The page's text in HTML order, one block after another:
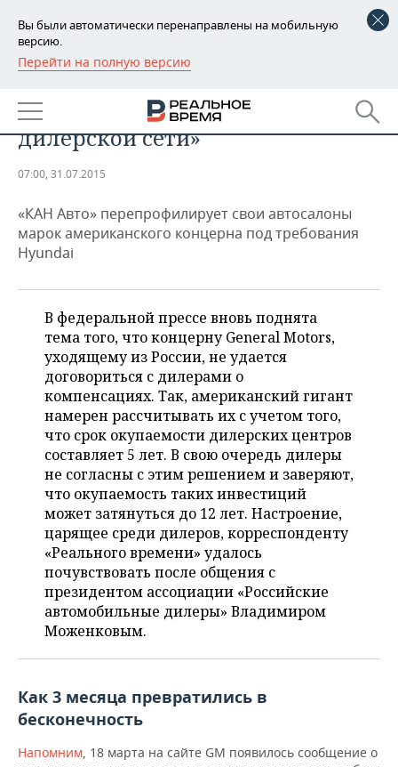
Вы были автоматически перенаправлены на мобильную
версию.
Перейти на полную версию
РЕГИОНЫ
БАШКОРТОСТАН
ТАТАРСТАН
НОВОСТИ
АНАЛИТИКА
ДЕКЛАРАЦИИ О ДОХОДАХ
ВУЗЫ ТАТАРСТАНА
КОМУ ПРИНАДЛЕЖАТ
ТОРГОВЫЕ ЦЕНТРЫ
ТАТАРСТАНА
НОВОСТИ ЭКОНОМИКИ
БАНКИ
БЮДЖЕТ
ИНВЕСТИЦИИ
ПРОМЫШЛЕННОСТЬ
АГРОПРОМ
МАШИНОСТРОЕНИЕ
НЕФТЕХИМИЯ
НЕФТЬ
ЭНЕРГЕТИКА
НОВОСТИ НЕДВИЖИМОСТИ
АВТО
НОВОСТИ АВТО
БИЗНЕС
НОВОСТИ БИЗНЕСА
РОЗНИЧНАЯ ТОРГОВЛЯ
ТРАНСПОРТ
УСЛУГИ
ТЕХНОЛОГИИ
НОВОСТИ ТЕХНОЛОГИЙ
МЕДИА
ТЕЛЕКОММУНИКАЦИИ
МЕРОПРИЯТИЯ
НОВОСТИ МЕРОПРИЯТИЙ
ВЫЕЗДНАЯ РЕДАКЦИЯ
БИЗНЕС-БРАНЧИ
ONLINE-КОНФЕРЕНЦИИ
ОТКРЫТАЯ ЛЕКЦИЯ
СПОРТ
НОВОСТИ СПОРТА
ФУТБОЛ
ХОККЕЙ
БАСКЕТБОЛ
КИБЕРСПОРТ
ФИГУРНОЕ КАТАНИЕ
ОБЩЕСТВО
НОВОСТИ ОБЩЕСТВА
ВЛАСТЬ
ИНФРАСТРУКТУРА
КУЛЬТУРА
МЕДИЦИНА
ФОТОГАЛЕРЕЯ
СЮЖЕТЫ
СПРАВОЧНИК
СПИСОК КОМПАНИЙ
объявила санкции против своей
дилерской сети»
07:00, 31.07.2015
«КАН Авто» перепрофилирует свои автосалоны
марок американского концерна под требования
Hyundai
В федеральной прессе вновь поднята
тема того, что концерну General Motors,
уходящему из России, не удается
договориться с дилерами о
компенсациях. Так, американский гигант
намерен рассчитывать их с учетом того,
что срок окупаемости дилерских центров
составляет 5 лет. В свою очередь дилеры
не согласны с этим решением и заверяют,
что окупаемость таких инвестиций
может затянуться до 12 лет. Настроение,
царящее среди дилеров, корреспонденту
«Реального времени» удалось
почувствовать после общения с
президентом ассоциации «Российские
автомобильные дилеры» Владимиром
Моженковым.
Как 3 месяца превратились в
бесконечность
Напомним, 18 марта на сайте GM появилось сообщение о